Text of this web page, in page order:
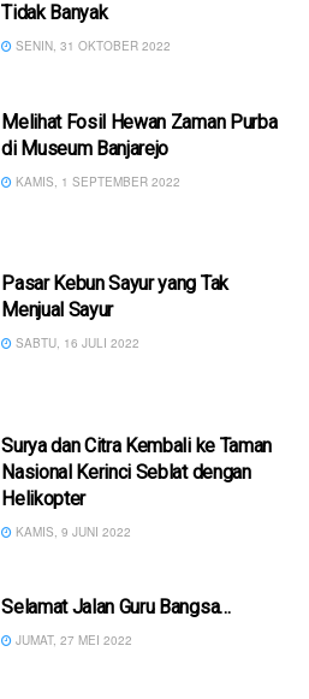
Tidak Banyak
SENIN, 31 OKTOBER 2022
Melihat Fosil Hewan Zaman Purba
di Museum Banjarejo
KAMIS, 1 SEPTEMBER 2022
Pasar Kebun Sayur yang Tak
Menjual Sayur
SABTU, 16 JULI 2022
Surya dan Citra Kembali ke Taman
Nasional Kerinci Seblat dengan
Helikopter
KAMIS, 9 JUNI 2022
Selamat Jalan Guru Bangsa…
JUMAT, 27 MEI 2022